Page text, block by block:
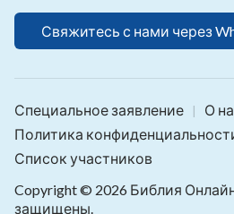
Свяжитесь с нами через
Специальное заявление | О
Политика
Список участников
Copyright © 2026 Библия
защищены.